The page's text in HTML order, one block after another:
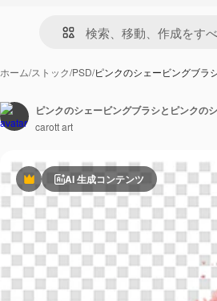
ホーム/ストック/PSD/ピンクのシェービングブラ
PremiumAI 生成コンテンツ
ピンクのシェービングブラシとピンクの
carott art